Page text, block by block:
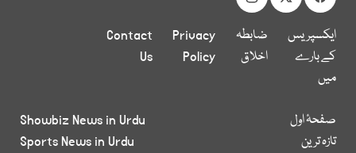
ایکسپریس
کے بارے
میں
ضابطہ
اخلاق
Privacy
Policy
Contact
Us
صفحۂ اول
تازہ ترین
Showbiz News in Urdu
Sports News in Urdu